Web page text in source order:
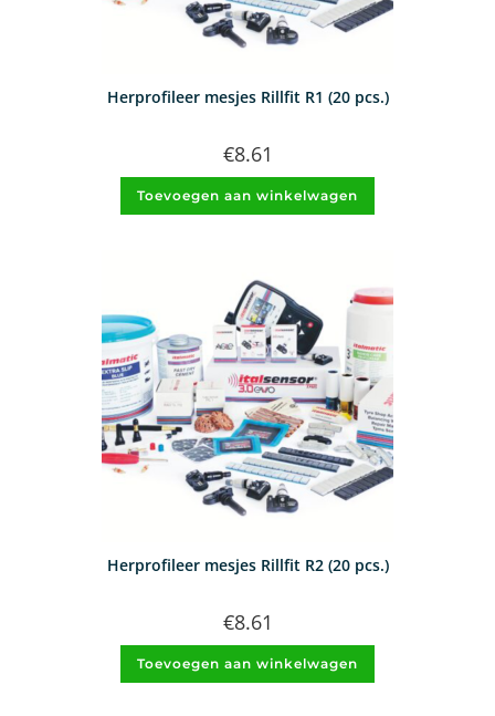
Herprofileer mesjes Rillfit R1 (20 pcs.)
€8.61
Toevoegen aan winkelwagen
Herprofileer mesjes Rillfit R2 (20 pcs.)
€8.61
Toevoegen aan winkelwagen